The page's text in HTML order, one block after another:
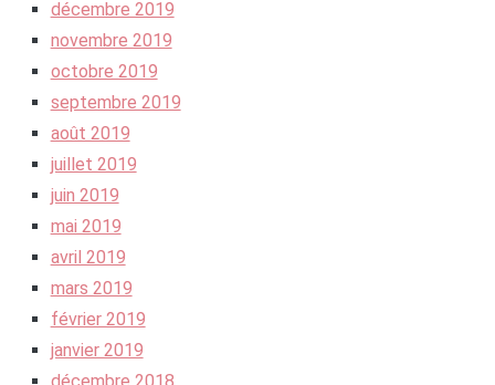
décembre 2019
novembre 2019
octobre 2019
septembre 2019
août 2019
juillet 2019
juin 2019
mai 2019
avril 2019
mars 2019
février 2019
janvier 2019